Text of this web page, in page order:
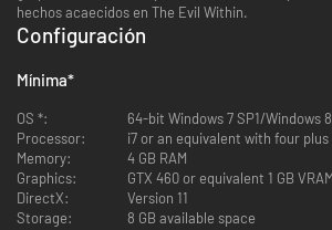
hechos acaecidos en The Evil Within.
Configuración
Mínima*
OS *:
64-bit Windows 7 SP1/Windows
Processor:
i7 or an equivalent with four
Memory:
4 GB RAM
Graphics:
GTX 460 or equivalent 1 GB
DirectX:
Version 11
Storage:
8 GB available space